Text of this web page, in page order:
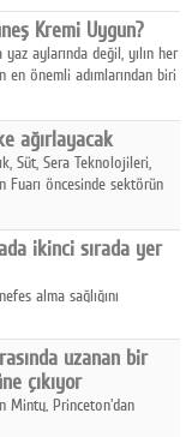
bir araya getirmeyi
Kremi Uygun?
yaz aylarında değil, yılın her
en önemli adımlarından biri
ağırlayacak
Süt, Sera Teknolojileri,
Fuarı öncesinde sektörün
ikinci sırada yer
alma sağlığını
uzanan bir
çıkıyor
Minty, Princeton'dan